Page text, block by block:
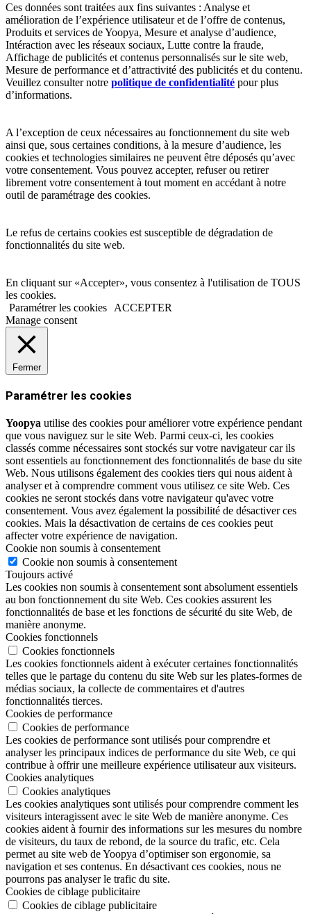
Ces données sont traitées aux fins suivantes : Analyse et
amélioration de l’expérience utilisateur et de l’offre de contenus,
Produits et services de Yoopya, Mesure et analyse d’audience,
Intéraction avec les réseaux sociaux, Lutte contre la fraude,
Affichage de publicités et contenus personnalisés sur le site web,
Mesure de performance et d’attractivité des publicités et du contenu.
Veuillez consulter notre politique de confidentialité pour plus
d’informations.
A l’exception de ceux nécessaires au fonctionnement du site web
ainsi que, sous certaines conditions, à la mesure d’audience, les
cookies et technologies similaires ne peuvent être déposés qu’avec
votre consentement. Vous pouvez accepter, refuser ou retirer
librement votre consentement à tout moment en accédant à notre
outil de paramétrage des cookies.
Le refus de certains cookies est susceptible de dégradation de
fonctionnalités du site web.
En cliquant sur «Accepter», vous consentez à l'utilisation de TOUS
les cookies.
Paramétrer les cookies
ACCEPTER
Manage consent
Fermer
Paramétrer les cookies
Yoopya utilise des cookies pour améliorer votre expérience pendant
que vous naviguez sur le site Web. Parmi ceux-ci, les cookies
classés comme nécessaires sont stockés sur votre navigateur car ils
sont essentiels au fonctionnement des fonctionnalités de base du site
Web. Nous utilisons également des cookies tiers qui nous aident à
analyser et à comprendre comment vous utilisez ce site Web. Ces
cookies ne seront stockés dans votre navigateur qu'avec votre
consentement. Vous avez également la possibilité de désactiver ces
cookies. Mais la désactivation de certains de ces cookies peut
affecter votre expérience de navigation.
Cookie non soumis à consentement
Cookie non soumis à consentement
Toujours activé
Les cookies non soumis à consentement sont absolument essentiels
au bon fonctionnement du site Web. Ces cookies assurent les
fonctionnalités de base et les fonctions de sécurité du site Web, de
manière anonyme.
Cookies fonctionnels
Cookies fonctionnels
Les cookies fonctionnels aident à exécuter certaines fonctionnalités
telles que le partage du contenu du site Web sur les plates-formes de
médias sociaux, la collecte de commentaires et d'autres
fonctionnalités tierces.
Cookies de performance
Cookies de performance
Les cookies de performance sont utilisés pour comprendre et
analyser les principaux indices de performance du site Web, ce qui
contribue à offrir une meilleure expérience utilisateur aux visiteurs.
Cookies analytiques
Cookies analytiques
Les cookies analytiques sont utilisés pour comprendre comment les
visiteurs interagissent avec le site Web de manière anonyme. Ces
cookies aident à fournir des informations sur les mesures du nombre
de visiteurs, du taux de rebond, de la source du trafic, etc. Cela
permet au site web de Yoopya d’optimiser son ergonomie, sa
navigation et ses contenus. En désactivant ces cookies, nous ne
pourrons pas analyser le trafic du site.
Cookies de ciblage publicitaire
Cookies de ciblage publicitaire